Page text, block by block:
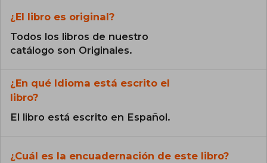
¿El libro es original?
Todos los libros de nuestro
catálogo son Originales.
¿En qué Idioma está escrito el
libro?
El libro está escrito en Español.
¿Cuál es la encuadernación de este libro?